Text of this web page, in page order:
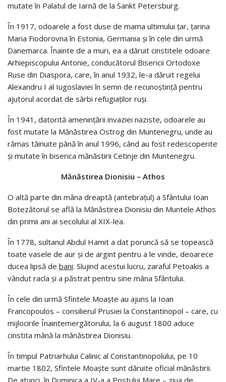
mutate în Palatul de Iarnă de la Sankt Petersburg.
În 1917, odoarele a fost duse de mama ultimului ţar, ţarina
Maria Fiodorovna în Estonia, Germania şi în cele din urmă
Danemarca. Înainte de a muri, ea a dăruit cinstitele odoare
Arhiepiscopului Antonie, conducătorul Bisericii Ortodoxe
Ruse din Diaspora, care, în anul 1932, le-a dăruit regelui
Alexandru I al Iugoslaviei în semn de recunoştinţă pentru
ajutorul acordat de sârbi refugiaţilor ruşi.
În 1941, datorită amenințării invaziei naziste, odoarele au
fost mutate la Mănăstirea Ostrog din Muntenegru, unde au
rămas tăinuite până în anul 1996, când au fost redescoperite
şi mutate în biserica mănăstirii Cetinje din Muntenegru.
Mănăstirea Dionisiu – Athos
O altă parte din mâna dreaptă (antebraţul) a Sfântului Ioan
Botezătorul se află la Mănăstirea Dionisiu din Muntele Athos
din primii ani ai secolului al XIX-lea.
În 1778, sultanul Abdul Hamit a dat poruncă să se topească
toate vasele de aur şi de argint pentru a le vinde, deoarece
ducea lipsă de bani. Slujind acestui lucru, zaraful Petoakis a
vândut racla şi a păstrat pentru sine mâna Sfântului.
În cele din urmă Sfintele Moaşte au ajuns la Ioan
Francopoulos – consilierul Prusiei la Constantinopol – care, cu
mijlocirile Înaintemergătorului, la 6 august 1800 aduce
cinstita mână la mănăstirea Dionisiu.
În timpul Patriarhului Calinic al Constantinopolului, pe 10
martie 1802, Sfintele Moaşte sunt dăruite oficial mănăstirii.